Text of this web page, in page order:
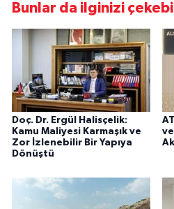
Bunlar da ilginizi
Doç. Dr. Ergül Halisçelik:
Kamu Maliyesi Karmaşık ve
Zor İzlenebilir Bir Yapıya
Dönüştü